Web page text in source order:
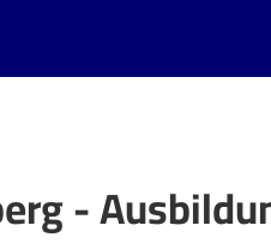
-